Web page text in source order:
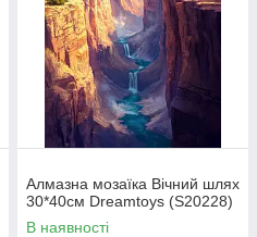
Алмазна мозаїка Вічний шлях
30*40см Dreamtoys (S20228)
В наявності